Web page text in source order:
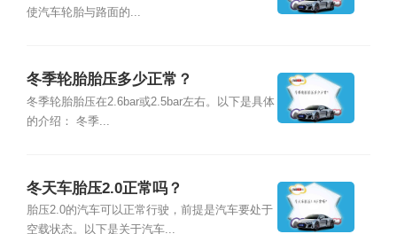
使汽车轮胎与路面的...
冬季轮胎胎压多少正常？
冬季轮胎胎压在2.6bar或2.5bar左右。以下是具体
的介绍： 冬季...
冬天车胎压2.0正常吗？
胎压2.0的汽车可以正常行驶，前提是汽车要处于
空载状态。以下是关于汽车...